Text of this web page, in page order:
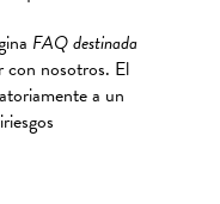
FAQ destinada
nosotros. El
a un